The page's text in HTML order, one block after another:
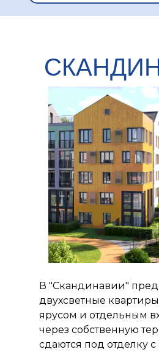
В "Скандинавии"
двухсветные
ярусом и отдельным
через собственную
сдаются под отделку